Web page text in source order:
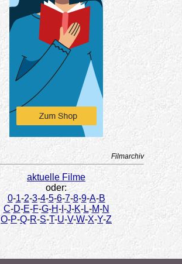
Filmarchiv
aktuelle Filme
oder:
0-1-2-3-4-5-6-7-8-9-A-B
C-D-E-F-G-H-I -J-K-L-M-N
O-P-Q-R-S-T-U-V-W-X-Y-Z